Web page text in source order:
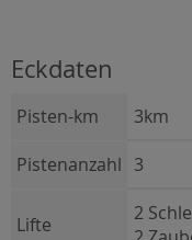
Eckdaten
Pisten-km
3km
Pistenanzahl 3
Lifte
2